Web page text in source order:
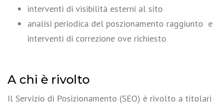
interventi di visibilità esterni al sito
analisi periodica del poszionamento raggiunto e
interventi di correzione ove richiesto
A chi è rivolto
Il Servizio di Posizionamento (SEO) è rivolto a titolari